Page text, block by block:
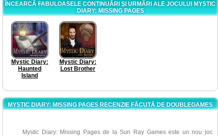
ÎNCEARCĂ FABULOASELE CONTINUĂRI ŞI URMĂRI ALE JOCULUI MYSTIC
DIARY: MISSING PAGES
Mystic Diary:
Haunted
Island
Mystic Diary:
Lost Brother
MYSTIC DIARY: MISSING PAGES RECENZIE FĂCUTĂ DE DOUBLEGAMES
Mystic Diary: Missing Pages de la Sun Ray Games este un nou joc